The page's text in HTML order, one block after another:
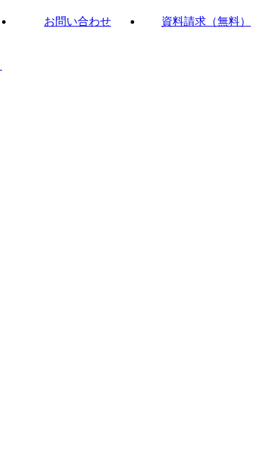
お問い合わせ 資料請求（無料）